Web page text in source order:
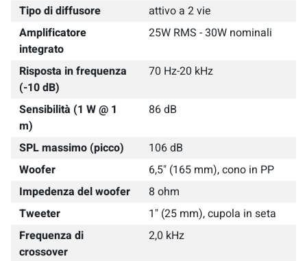
Tipo di diffusore
attivo a 2 vie
Amplificatore
integrato
25W RMS - 30W nominali
Risposta in frequenza
(-10 dB)
70 Hz-20 kHz
Sensibilità (1 W @ 1
m)
86 dB
SPL massimo (picco)
106 dB
Woofer
6,5" (165 mm), cono in PP
Impedenza del woofer
8 ohm
Tweeter
1" (25 mm), cupola in seta
Frequenza di
crossover
2,0 kHz